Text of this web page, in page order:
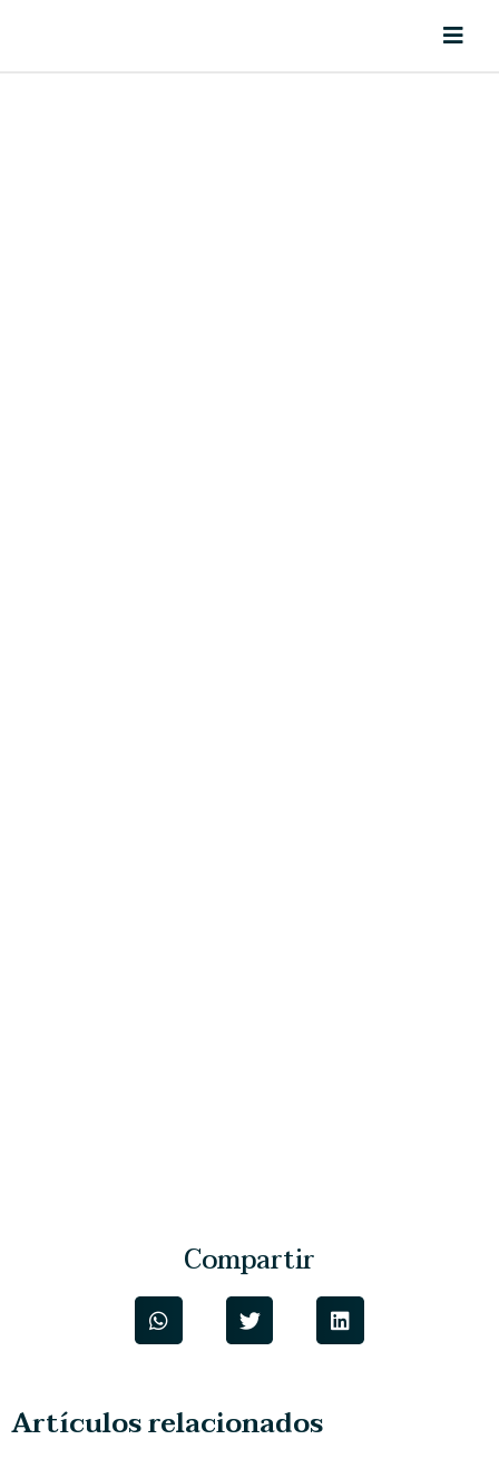
Compartir
Artículos relacionados